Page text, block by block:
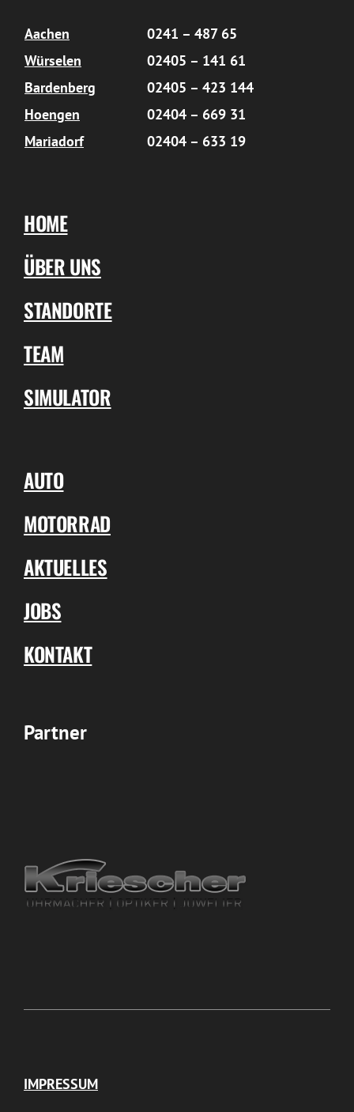
Aachen
0241 – 487 65
Würselen
02405 – 141 61
Bardenberg
02405 – 423 144
Hoengen
02404 – 669 31
Mariadorf
02404 – 633 19
HOME
ÜBER UNS
STANDORTE
TEAM
SIMULATOR
AUTO
MOTORRAD
AKTUELLES
JOBS
KONTAKT
Partner
IMPRESSUM